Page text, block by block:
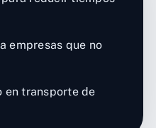
empresas que no
en transporte de